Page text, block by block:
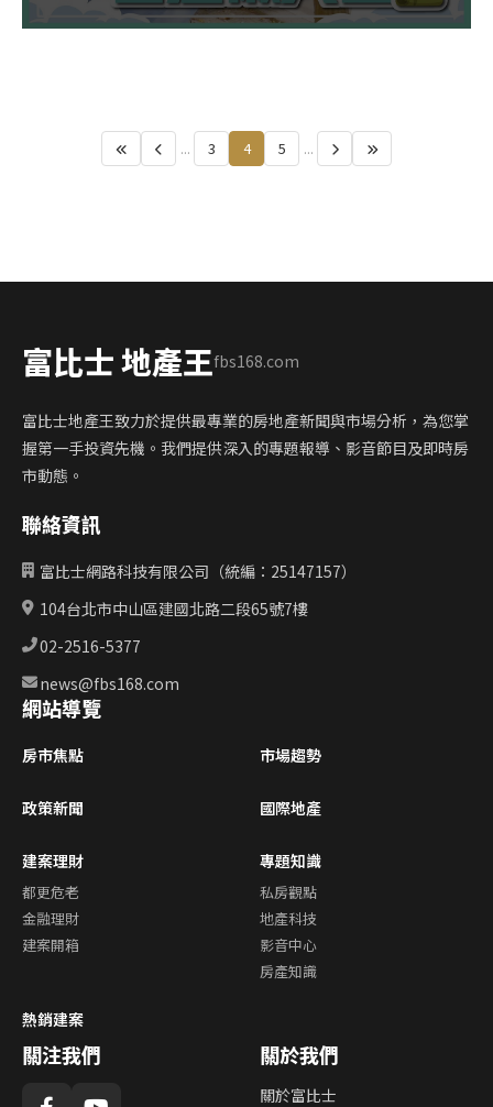
... 3 4 5 ...
富比士 地產王fbs168.com
富比士地產王致力於提供最專業的房地產新聞與市場分析，為您掌
握第一手投資先機。我們提供深入的專題報導、影音節目及即時房
市動態。
聯絡資訊
富比士網路科技有限公司（統編：25147157）
104台北市中山區建國北路二段65號7樓
02-2516-5377
news@fbs168.com
網站導覽
房市焦點 市場趨勢
政策新聞 國際地產
建案理財
都更危老
金融理財
建案開箱
專題知識
私房觀點
地產科技
影音中心
房產知識
熱銷建案
關注我們 關於我們
關於富比士